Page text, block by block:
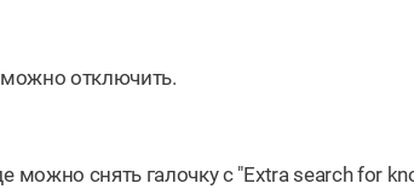
можно отключить.
снять галочку с "Extra search for